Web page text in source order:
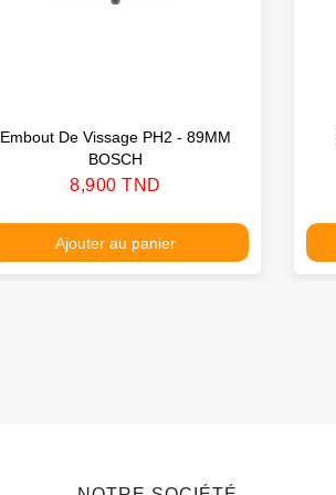
Embout De Vissage PH2 - 89MM
BOSCH
Prix
8,900 TND
Ajouter au panier